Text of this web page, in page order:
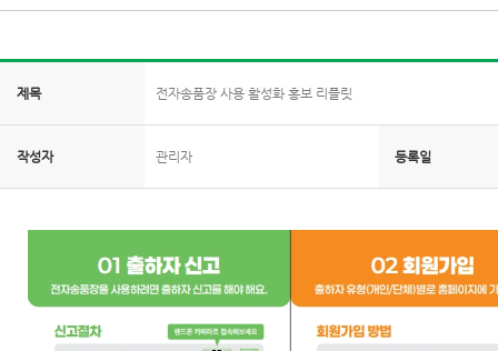
제목 전자송품장 사용 활성화 홍보 리플릿
작성자 관리자 등록일